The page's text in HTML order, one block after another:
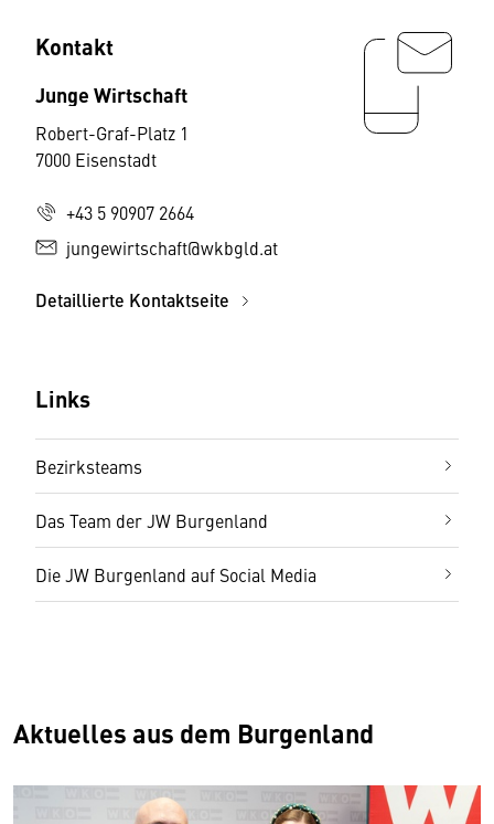
Kontakt
Junge Wirtschaft
Robert-Graf-Platz 1
7000 Eisenstadt
+43 5 90907 2664
jungewirtschaft@wkbgld.at
Detaillierte Kontaktseite
Links
Bezirksteams
Das Team der JW Burgenland
Die JW Burgenland auf Social Media
Aktuelles aus dem Burgenland